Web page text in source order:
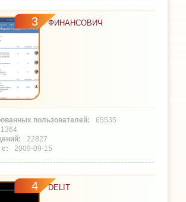
3 ФИНАНСОВИЧ
65535
1364
22827
2009-09-15
4 DELIT